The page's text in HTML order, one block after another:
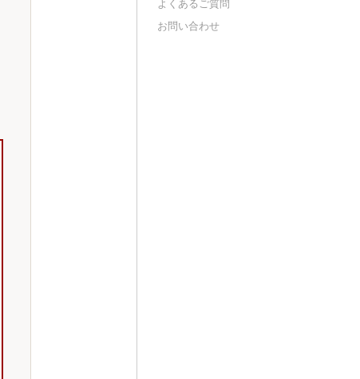
よくあるご質問
お問い合わせ